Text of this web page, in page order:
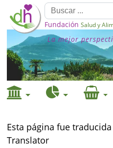
Fundación Salud y
La mejor
Esta página fue
Translator